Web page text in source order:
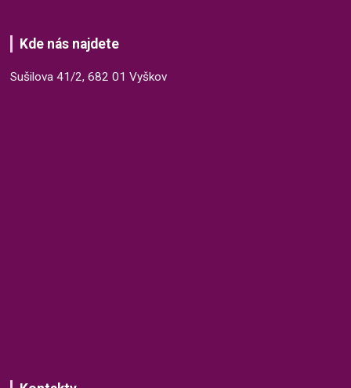
Kde nás najdete
Sušilova 41/2, 682 01 Vyškov